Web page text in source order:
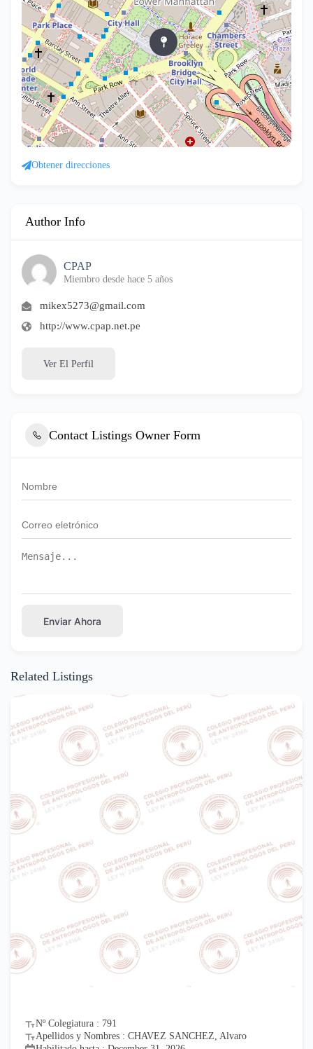
Obtener direcciones
Author Info
CPAP
Miembro desde hace 5 años
mikex5273@gmail.com
http://www.cpap.net.pe
Ver El Perfil
Contact Listings Owner Form
Enviar Ahora
Related Listings
Nº Colegiatura : 791
Apellidos y Nombres : CHAVEZ SANCHEZ, Alvaro